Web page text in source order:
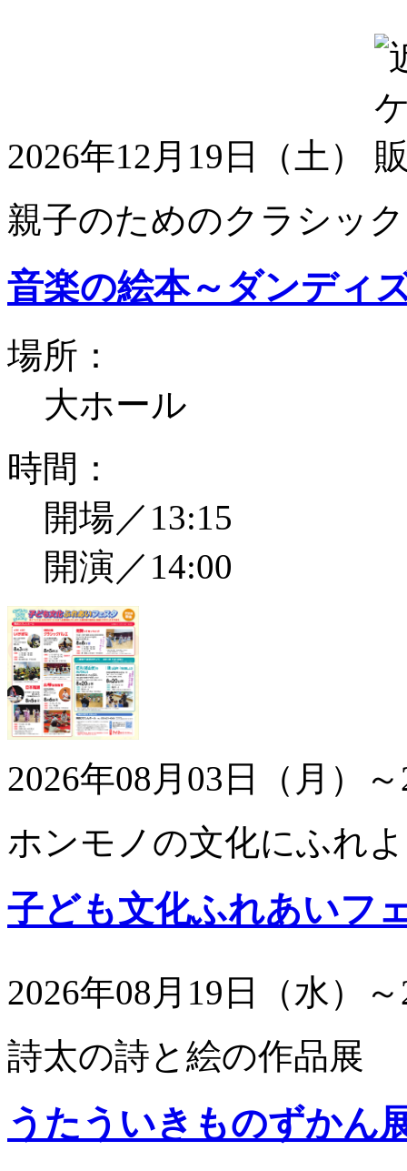
2026年12月19日（土）
親子のためのクラシッ
音楽の絵本～ダンディ
場所：
大ホール
時間：
開場／13:15
開演／14:00
2026年08月03日（月）
ホンモノの文化にふれ
子ども文化ふれあいフ
2026年08月19日（水）
詩太の詩と絵の作品展
うたういきものずかん